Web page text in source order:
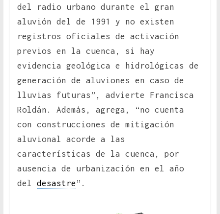
del radio urbano durante el gran
aluvión del de 1991 y no existen
registros oficiales de activación
previos en la cuenca, si hay
evidencia geológica e hidrológicas de
generación de aluviones en caso de
lluvias futuras”, advierte Francisca
Roldán. Además, agrega, “no cuenta
con construcciones de mitigación
aluvional acorde a las
características de la cuenca, por
ausencia de urbanización en el año
del desastre”.